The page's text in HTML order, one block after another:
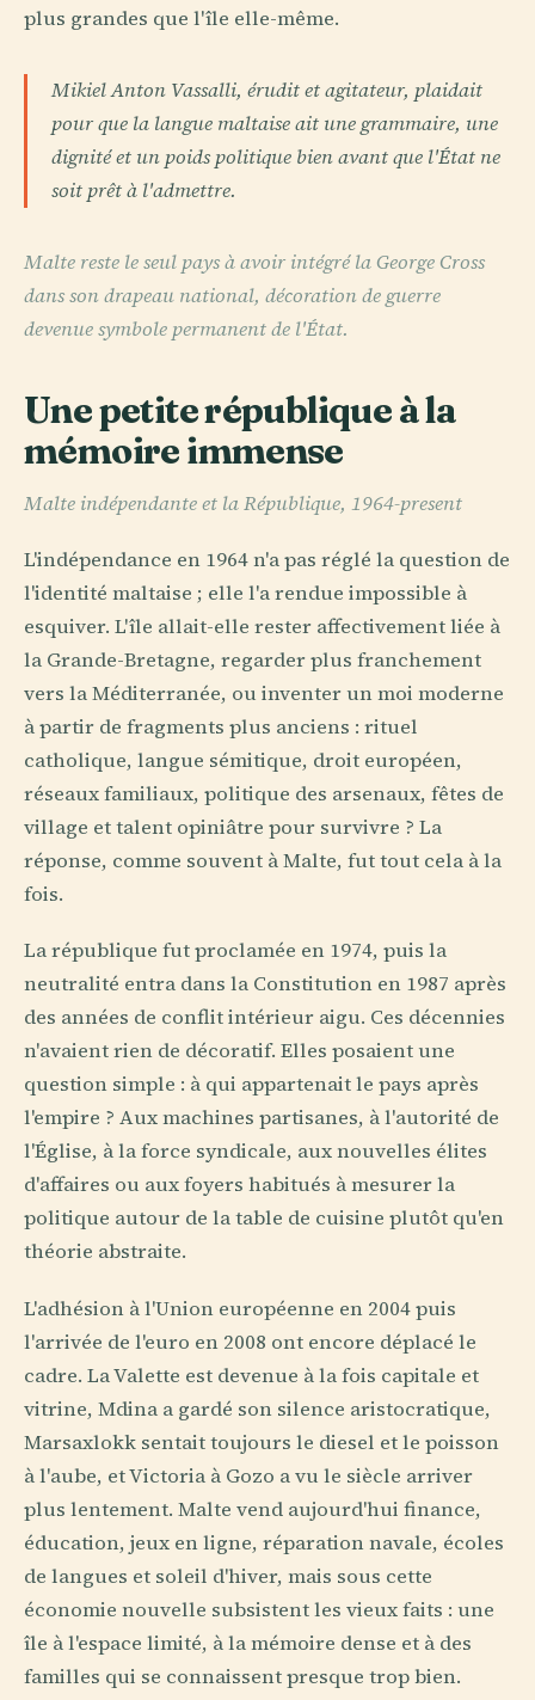
plus grandes que l'île elle-même.
Mikiel Anton Vassalli, érudit et agitateur, plaidait
pour que la langue maltaise ait une grammaire, une
dignité et un poids politique bien avant que l'État ne
soit prêt à l'admettre.
Malte reste le seul pays à avoir intégré la George Cross
dans son drapeau national, décoration de guerre
devenue symbole permanent de l'État.
Une petite république à la
mémoire immense
Malte indépendante et la République, 1964-present
L'indépendance en 1964 n'a pas réglé la question de
l'identité maltaise ; elle l'a rendue impossible à
esquiver. L'île allait-elle rester affectivement liée à
la Grande-Bretagne, regarder plus franchement
vers la Méditerranée, ou inventer un moi moderne
à partir de fragments plus anciens : rituel
catholique, langue sémitique, droit européen,
réseaux familiaux, politique des arsenaux, fêtes de
village et talent opiniâtre pour survivre ? La
réponse, comme souvent à Malte, fut tout cela à la
fois.
La république fut proclamée en 1974, puis la
neutralité entra dans la Constitution en 1987 après
des années de conflit intérieur aigu. Ces décennies
n'avaient rien de décoratif. Elles posaient une
question simple : à qui appartenait le pays après
l'empire ? Aux machines partisanes, à l'autorité de
l'Église, à la force syndicale, aux nouvelles élites
d'affaires ou aux foyers habitués à mesurer la
politique autour de la table de cuisine plutôt qu'en
théorie abstraite.
L'adhésion à l'Union européenne en 2004 puis
l'arrivée de l'euro en 2008 ont encore déplacé le
cadre. La Valette est devenue à la fois capitale et
vitrine, Mdina a gardé son silence aristocratique,
Marsaxlokk sentait toujours le diesel et le poisson
à l'aube, et Victoria à Gozo a vu le siècle arriver
plus lentement. Malte vend aujourd'hui finance,
éducation, jeux en ligne, réparation navale, écoles
de langues et soleil d'hiver, mais sous cette
économie nouvelle subsistent les vieux faits : une
île à l'espace limité, à la mémoire dense et à des
familles qui se connaissent presque trop bien.